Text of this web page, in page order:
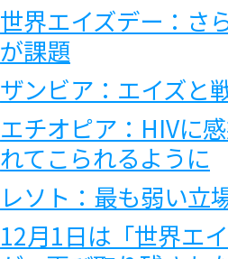
世界エイズデー：さ
が課題
ザンビア：エイズと
エチオピア：HIVに
れてこられるように
レソト：最も弱い立
12月1日は「世界エ